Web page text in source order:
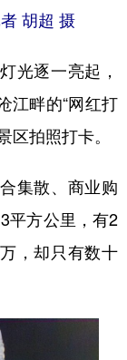
胡超 摄
逐一亮起，
江畔的“网红打
拍照打卡。
集散、商业购
平方公里，有2
，却只有数十